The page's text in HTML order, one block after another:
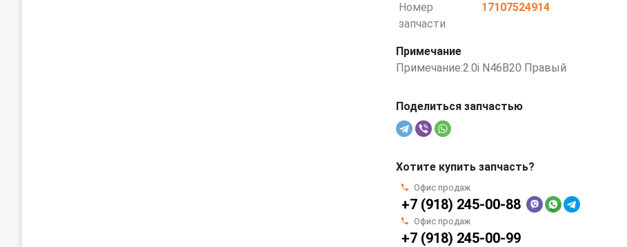
Номер
запчасти
17107524914
Примечание
Примечание:2.0i N46B20 Правый
Поделиться запчастью
Хотите купить запчасть?
Офис продаж
+7 (918) 245-00-88
Офис продаж
+7 (918) 245-00-99